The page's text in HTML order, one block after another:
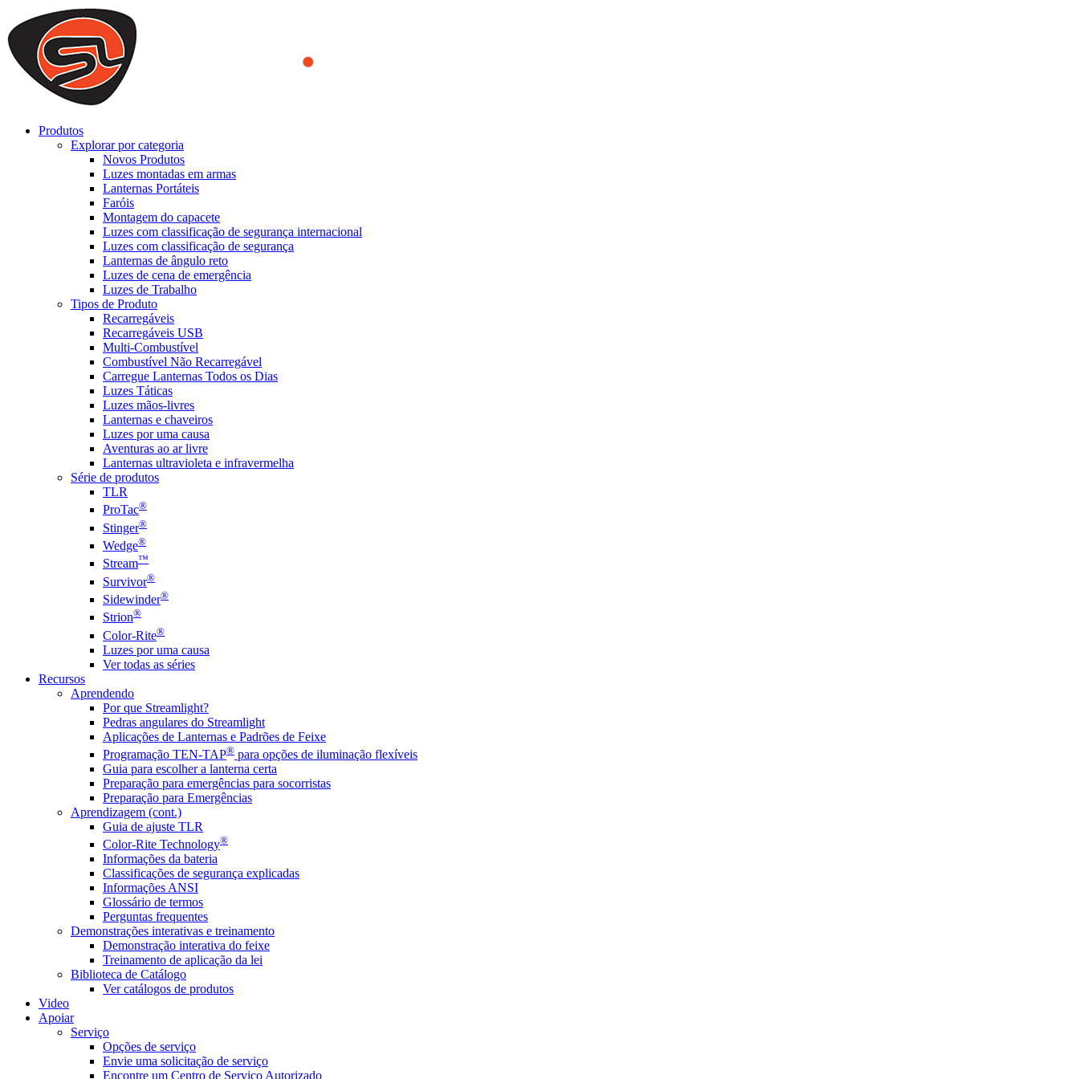
We use cookies to ensure that we provide you the best experience on our website. By continuing to browse this website, you accept that cookies are used to help us analyze how the website is used and to offer
you a better experience. To learn more or to find out how you can disable cookies, you can access our
ACCEPT AND CLOSE
Produtos
Explorar por categoria
Novos Produtos
Luzes montadas em armas
Lanternas Portáteis
Faróis
Montagem do capacete
Luzes com classificação de segurança internacional
Luzes com classificação de segurança
Lanternas de ângulo reto
Luzes de cena de emergência
Luzes de Trabalho
Tipos de Produto
Recarregáveis
Recarregáveis USB
Multi-Combustível
Combustível Não Recarregável
Carregue Lanternas Todos os Dias
Luzes Táticas
Luzes mãos-livres
Lanternas e chaveiros
Luzes por uma causa
Aventuras ao ar livre
Lanternas ultravioleta e infravermelha
Série de produtos
TLR
ProTac®
Stinger®
Wedge®
Stream™
Survivor®
Sidewinder®
Strion®
Color-Rite®
Luzes por uma causa
Ver todas as séries
Recursos
Aprendendo
Por que Streamlight?
Pedras angulares do Streamlight
Aplicações de Lanternas e Padrões de Feixe
Programação TEN-TAP® para opções de iluminação flexíveis
Guia para escolher a lanterna certa
Preparação para emergências para socorristas
Preparação para Emergências
Aprendizagem (cont.)
Guia de ajuste TLR
Color-Rite Technology®
Informações da bateria
Classificações de segurança explicadas
Informações ANSI
Glossário de termos
Perguntas frequentes
Demonstrações interativas e treinamento
Demonstração interativa do feixe
Treinamento de aplicação da lei
Biblioteca de Catálogo
Ver catálogos de produtos
Video
Apoiar
Serviço
Opções de serviço
Envie uma solicitação de serviço
Encontre um Centro de Serviço Autorizado